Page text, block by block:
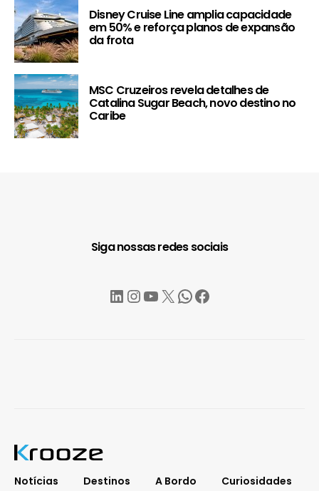
Disney Cruise Line amplia capacidade
em 50% e reforça planos de expansão
da frota
MSC Cruzeiros revela detalhes de
Catalina Sugar Beach, novo destino no
Caribe
Siga nossas redes sociais
LinkedIn
Instagram
YouTube
X WhatsApp
Facebook
Notícias Destinos A Bordo Curiosidades